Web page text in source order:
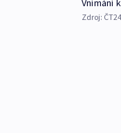
Vnímání
Zdroj: ČT24